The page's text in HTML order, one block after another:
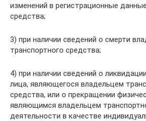
изменений в регистрационные
средства;
3) при наличии сведений о смерти
транспортного средства;
4) при наличии сведений о
лица, являющегося владельцем
средства, или о прекращении
являющимся владельцем
деятельности в качестве